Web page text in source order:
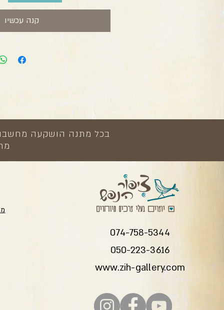
קנה עכשיו
בכל מתנה הושקעה
074-758-5344
050-223-3616
www.zih-gallery.com